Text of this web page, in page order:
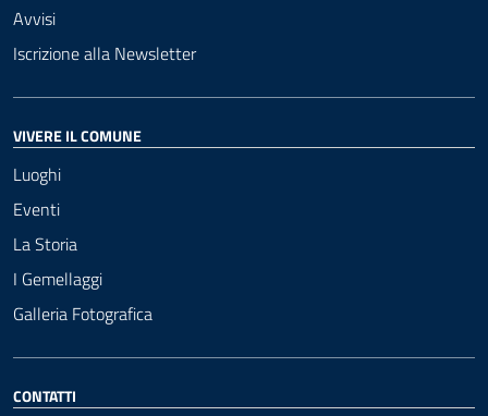
Avvisi
Iscrizione alla Newsletter
VIVERE IL COMUNE
Luoghi
Eventi
La Storia
I Gemellaggi
Galleria Fotografica
CONTATTI